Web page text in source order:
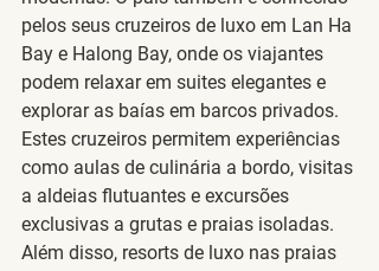
pelos seus cruzeiros de luxo em Lan Ha
Bay e Halong Bay, onde os viajantes
podem relaxar em suites elegantes e
explorar as baías em barcos privados.
Estes cruzeiros permitem experiências
como aulas de culinária a bordo, visitas
a aldeias flutuantes e excursões
exclusivas a grutas e praias isoladas.
Além disso, resorts de luxo nas praias